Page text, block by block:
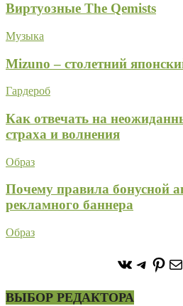
Виртуозные The Qemists
Музыка
Mizuno – столетний
Гардероб
Как отвечать на
страха и волнения
Образ
Почему правила бонусной
рекламного баннера
Образ
https://
ВЫБОР РЕДАКТОРА